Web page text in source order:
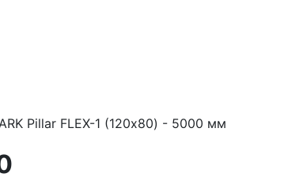
Pillar FLEX-1 (120х80) - 5000 мм